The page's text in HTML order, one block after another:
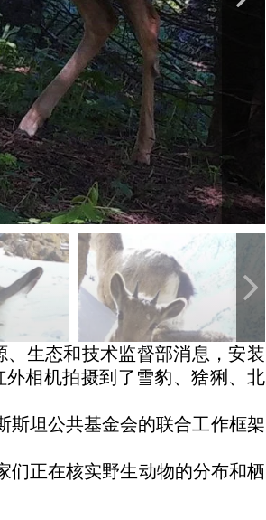
生态和技术监督部消息，安装
相机拍摄到了雪豹、猞猁、北
斯坦公共基金会的联合工作框架
们正在核实野生动物的分布和栖